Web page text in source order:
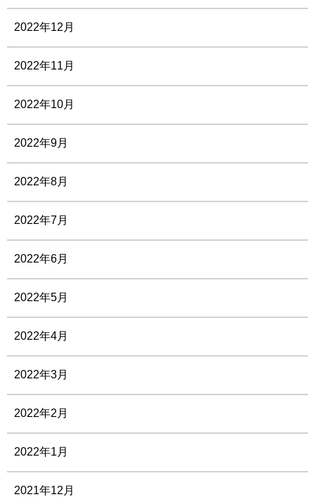
2022年12月
2022年11月
2022年10月
2022年9月
2022年8月
2022年7月
2022年6月
2022年5月
2022年4月
2022年3月
2022年2月
2022年1月
2021年12月